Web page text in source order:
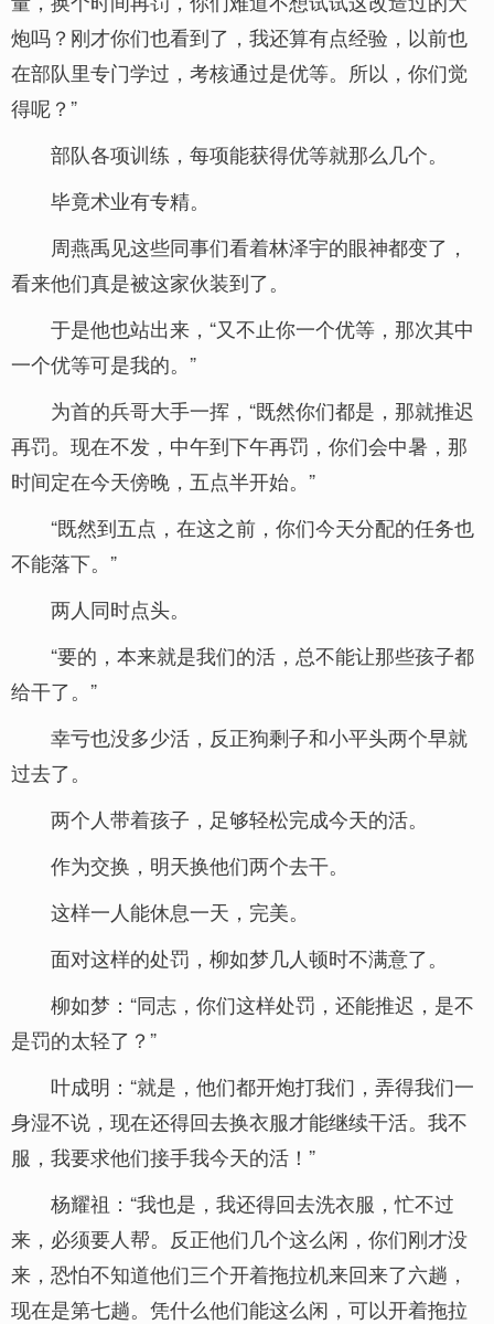
炮吗？刚才你们也看到了，我还算有点经验，以前也
在部队里专门学过，考核通过是优等。所以，你们觉
得呢？”
部队各项训练，每项能获得优等就那么几个。
毕竟术业有专精。
周燕禹见这些同事们看着林泽宇的眼神都变了，
看来他们真是被这家伙装到了。
于是他也站出来，“又不止你一个优等，那次其中
一个优等可是我的。”
为首的兵哥大手一挥，“既然你们都是，那就推迟
再罚。现在不发，中午到下午再罚，你们会中暑，那
时间定在今天傍晚，五点半开始。”
“既然到五点，在这之前，你们今天分配的任务也
不能落下。”
两人同时点头。
“要的，本来就是我们的活，总不能让那些孩子都
给干了。”
幸亏也没多少活，反正狗剩子和小平头两个早就
过去了。
两个人带着孩子，足够轻松完成今天的活。
作为交换，明天换他们两个去干。
这样一人能休息一天，完美。
面对这样的处罚，柳如梦几人顿时不满意了。
柳如梦：“同志，你们这样处罚，还能推迟，是不
是罚的太轻了？”
叶成明：“就是，他们都开炮打我们，弄得我们一
身湿不说，现在还得回去换衣服才能继续干活。我不
服，我要求他们接手我今天的活！”
杨耀祖：“我也是，我还得回去洗衣服，忙不过
来，必须要人帮。反正他们几个这么闲，你们刚才没
来，恐怕不知道他们三个开着拖拉机来回来了六趟，
现在是第七趟。凭什么他们能这么闲，可以开着拖拉